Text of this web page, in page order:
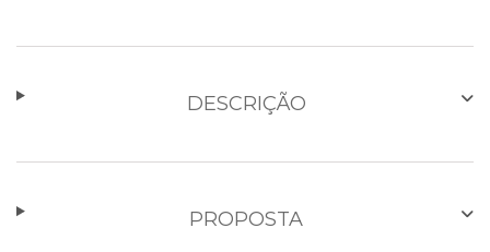
DESCRIÇÃO
PROPOSTA